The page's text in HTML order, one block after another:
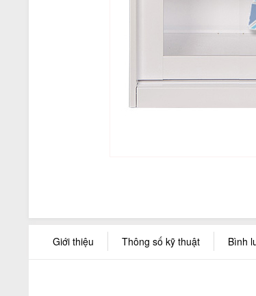
Giới thiệu Thông số kỹ thuật Bình